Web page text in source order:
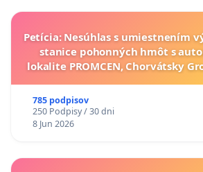
Petícia: Nesúhlas s umiestnením
stanice pohonných hmôt s
lokalite PROMCEN, Chorvátsky
785 podpisov
250 Podpisy / 30 dni
8 Jun 2026